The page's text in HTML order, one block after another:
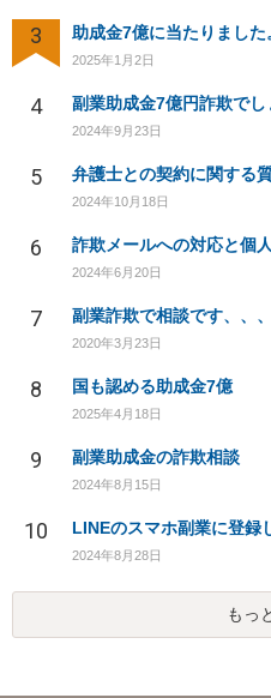
3 助成金7億に当たりまし
2025年1月2日
4 副業助成金7億円詐欺でし
2024年9月23日
5 弁護士との契約に関する
2024年10月18日
6 詐欺メールへの対応と個
2024年6月20日
7 副業詐欺で相談です、、、
2020年3月23日
8 国も認める助成金7億
2025年4月18日
9 副業助成金の詐欺相談
2024年8月15日
10
2024年8月28日
もっ